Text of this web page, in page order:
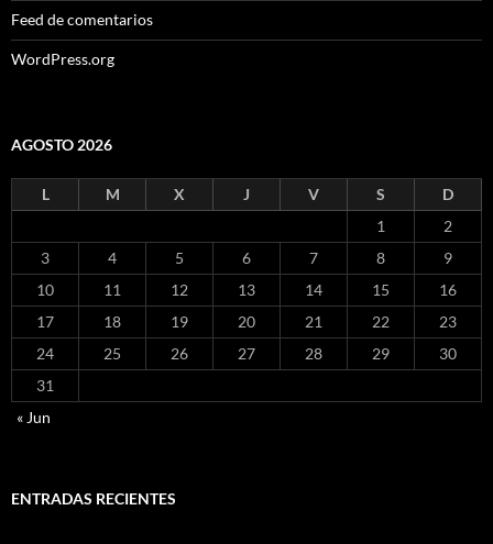
Feed de comentarios
WordPress.org
AGOSTO 2026
L M X J V S
D
1
2
3
4 5 6 7 8
9
10
11 12 13 14 15
16
17
18 19 20 21 22
23
24
25 26 27 28 29
30
31
« Jun
ENTRADAS RECIENTES